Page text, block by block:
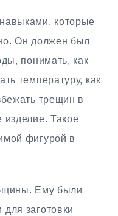
которые
Он должен был
понимать, как
температуру, как
трещин в
изделие. Такое
фигурой в
Ему были
заготовки